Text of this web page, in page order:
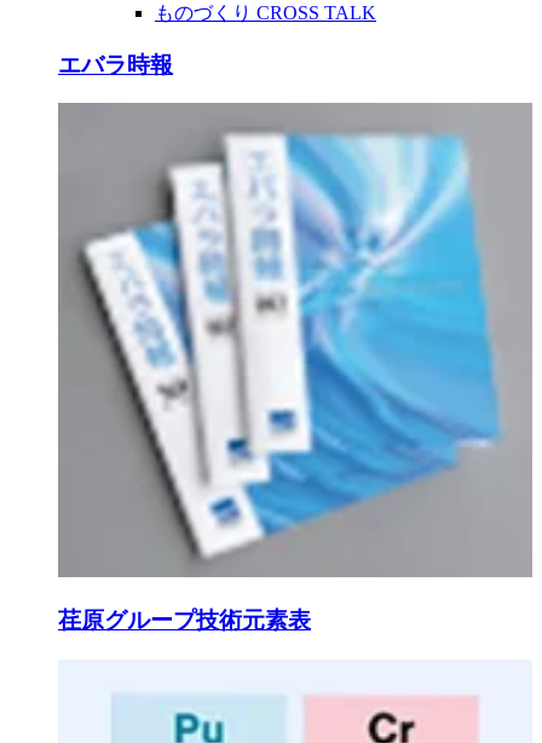
ものづくり CROSS TALK
エバラ時報
荏原グループ技術元素表